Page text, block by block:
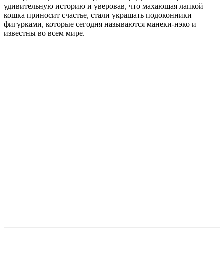
удивительную историю и уверовав, что махающая лапкой
кошка приносит счастье, стали украшать подоконники
фигурками, которые сегодня называются манеки-нэко и
известны во всем мире.